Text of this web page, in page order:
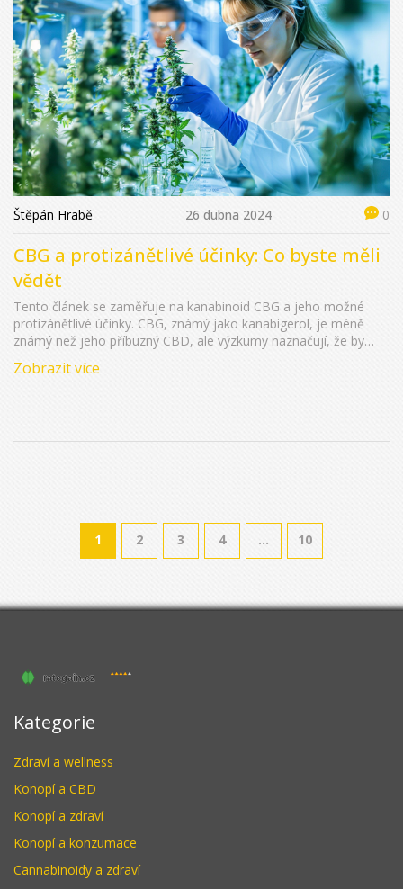
Štěpán Hrabě 26 dubna 2024 0
CBG a protizánětlivé účinky: Co byste měli
vědět
Tento článek se zaměřuje na kanabinoid CBG a jeho možné
protizánětlivé účinky. CBG, známý jako kanabigerol, je méně
známý než jeho příbuzný CBD, ale výzkumy naznačují, že by
funguje na molekulární úrovni a jaké jsou jeho potenciální
Zobrazit více
1 2 3 4 … 10
Kategorie
Zdraví a wellness
Konopí a CBD
Konopí a zdraví
Konopí a konzumace
Cannabinoidy a zdraví